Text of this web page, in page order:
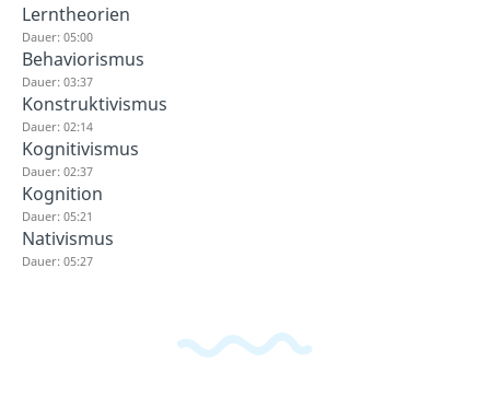
Lerntheorien
Dauer: 05:00
Behaviorismus
Dauer: 03:37
Konstruktivismus
Dauer: 02:14
Kognitivismus
Dauer: 02:37
Kognition
Dauer: 05:21
Nativismus
Dauer: 05:27